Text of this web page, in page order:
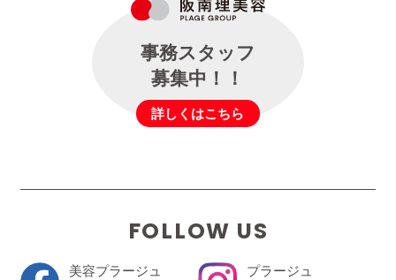
事務スタッフ
募集中！！
詳しくはこちら
FOLLOW US
美容プラージュ
プラージュ